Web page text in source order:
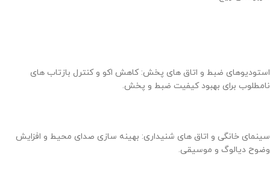
استودیوهای ضبط و اتاق های پخش: کاهش اکو و کنترل بازتاب های
نامطلوب برای بهبود کیفیت ضبط و پخش.
سینمای خانگی و اتاق های شنیداری: بهینه سازی صدای محیط و افزایش
وضوح دیالوگ و موسیقی.